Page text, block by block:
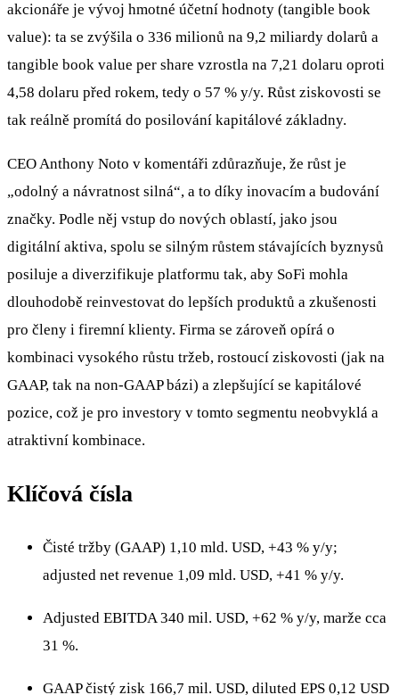
akcionáře je vývoj hmotné účetní hodnoty (tangible book
value): ta se zvýšila o 336 milionů na 9,2 miliardy dolarů a
tangible book value per share vzrostla na 7,21 dolaru oproti
4,58 dolaru před rokem, tedy o 57 % y/y. Růst ziskovosti se
tak reálně promítá do posilování kapitálové základny.
CEO Anthony Noto v komentáři zdůrazňuje, že růst je
„odolný a návratnost silná“, a to díky inovacím a budování
značky. Podle něj vstup do nových oblastí, jako jsou
digitální aktiva, spolu se silným růstem stávajících byznysů
posiluje a diverzifikuje platformu tak, aby SoFi mohla
dlouhodobě reinvestovat do lepších produktů a zkušenosti
pro členy i firemní klienty. Firma se zároveň opírá o
kombinaci vysokého růstu tržeb, rostoucí ziskovosti (jak na
GAAP, tak na non‑GAAP bázi) a zlepšující se kapitálové
pozice, což je pro investory v tomto segmentu neobvyklá a
atraktivní kombinace.
Klíčová čísla
Čisté tržby (GAAP) 1,10 mld. USD, +43 % y/y;
adjusted net revenue 1,09 mld. USD, +41 % y/y.
Adjusted EBITDA 340 mil. USD, +62 % y/y, marže cca
31 %.
GAAP čistý zisk 166,7 mil. USD, diluted EPS 0,12 USD